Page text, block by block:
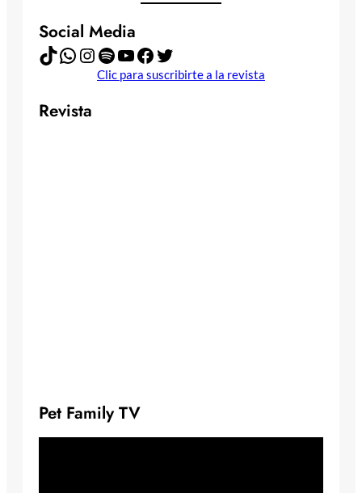
Social Media
TikTok WhatsApp Instagram Spotify YouTube Facebook Twitter
Clic para suscribirte a la revista
Revista
Pet Family TV